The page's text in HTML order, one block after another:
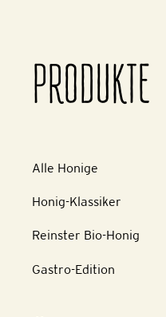
PRODUKTE
Alle Honige
Honig-Klassiker
Reinster Bio-Honig
Gastro-Edition